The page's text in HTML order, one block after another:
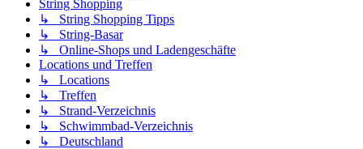
String Shopping
↳ String Shopping Tipps
↳ String-Basar
↳ Online-Shops und Ladengeschäfte
Locations und Treffen
↳ Locations
↳ Treffen
↳ Strand-Verzeichnis
↳ Schwimmbad-Verzeichnis
↳ Deutschland